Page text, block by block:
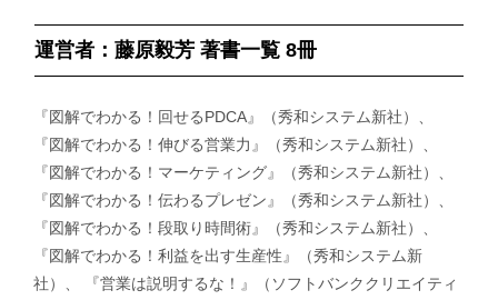
運営者：藤原毅芳 著書一覧 8冊
『図解でわかる！回せるPDCA』（秀和システム新社）、
『図解でわかる！伸びる営業力』（秀和システム新社）、
『図解でわかる！マーケティング』（秀和システム新社）、
『図解でわかる！伝わるプレゼン』（秀和システム新社）、
『図解でわかる！段取り時間術』（秀和システム新社）、
『図解でわかる！利益を出す生産性』（秀和システム新
社）、 『営業は説明するな！』（ソフトバンククリエイティ